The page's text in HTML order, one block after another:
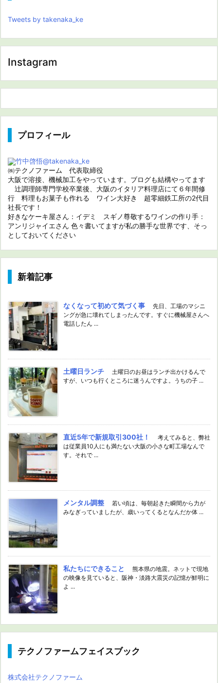
Tweets by takenaka_ke
Instagram
プロフィール
竹中啓悟@takenaka_ke
㈱テクノファーム 代表取締役
大阪で溶接、機械加工をやっています。ブログも結構やってます
辻調理師専門学校卒業後、大阪のイタリア料理店にて６年間修
行 料理もお菓子も作れる ワイン大好き 超零細鉄工所の2代目
社長です！
好きなケーキ屋さん：イデミ スギノ尊敬するワインの作り手：
アンリジャイエさん 色々書いてますが私の勝手な世界です、そっ
としておいてください
新着記事
なくなって初めて気づく事
先日、工場のマシニ
ングが急に壊れてしまったんです。すぐに機械屋さんへ
電話したん ...
土曜日ランチ
土曜日のお昼はランチ出かけるんで
すが、いつも行くところに迷うんですよ。うちの子 ...
直近5年で新規取引300社！
考えてみると、弊社
は従業員10人にも満たない大阪の小さな町工場なんで
す。それで ...
メンタル調整
若い頃は、毎朝起きた瞬間から力が
みなぎっていましたが、歳いってくるとなんだか体 ...
私たちにできること
熊本県の地震。ネットで現地
の映像を見ていると、阪神・淡路大震災の記憶が鮮明に
よ ...
テクノファームフェイスブック
株式会社テクノファーム